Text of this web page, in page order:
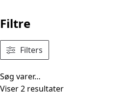
Filtre
Filters
Søg
efter:
Viser 2 resultater